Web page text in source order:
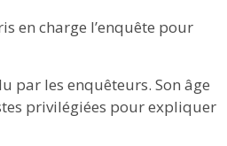
en charge l’enquête pour
par les enquêteurs. Son âge
privilégiées pour expliquer